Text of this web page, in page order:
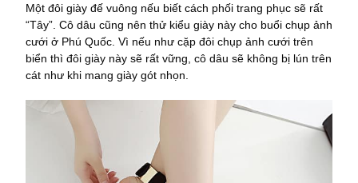
Một đôi giày đế vuông nếu biết cách phối trang phục sẽ rất
“Tây”. Cô dâu cũng nên thử kiểu giày này cho buổi chụp ảnh
cưới ở Phú Quốc. Vì nếu như cặp đôi chụp ảnh cưới trên
biển thì đôi giày này sẽ rất vững, cô dâu sẽ không bị lún trên
cát như khi mang giày gót nhọn.